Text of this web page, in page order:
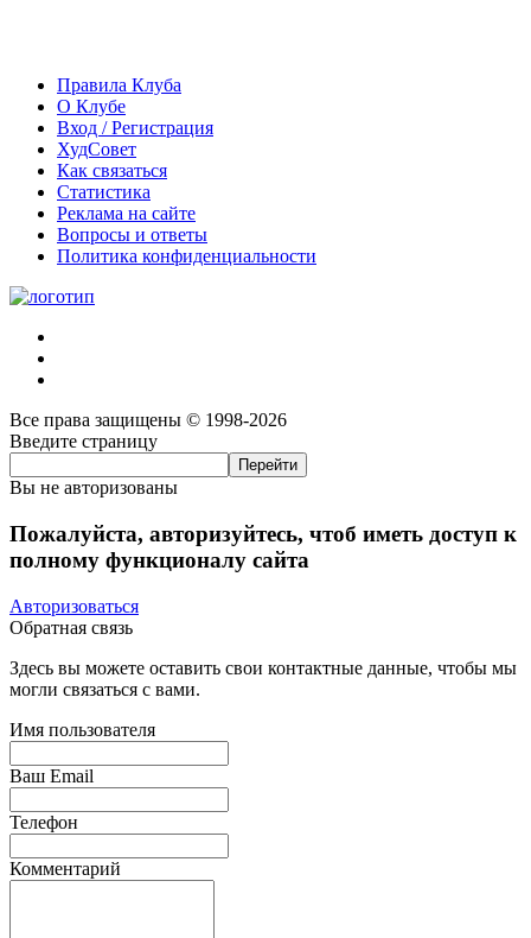
Правила Клуба
О Клубе
Вход / Регистрация
ХудСовет
Как связаться
Статистика
Реклама на сайте
Вопросы и ответы
Политика конфиденциальности
Все права защищены © 1998-2026
Введите страницу
Вы не авторизованы
Пожалуйста, авторизуйтесь, чтоб иметь доступ к
полному функционалу сайта
Авторизоваться
Обратная связь
Здесь вы можете оставить свои контактные данные, чтобы мы
могли связаться с вами.
Имя пользователя
Ваш Email
Телефон
Комментарий